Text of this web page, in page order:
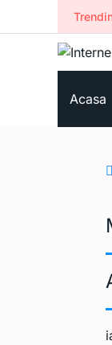
Acasa